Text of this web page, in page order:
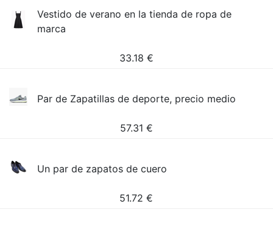
Vestido de verano en la tienda de ropa de
marca
33.18 €
Par de Zapatillas de deporte, precio medio
57.31 €
Un par de zapatos de cuero
51.72 €